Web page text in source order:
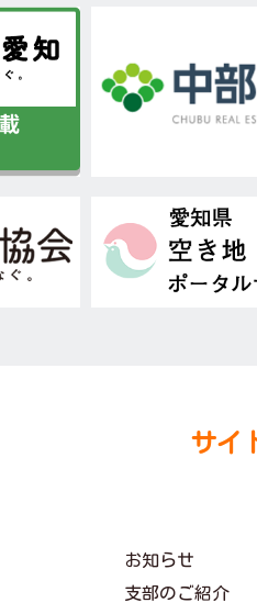
サイ
お知らせ
支部のご紹介